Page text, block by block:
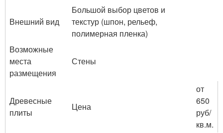
Внешний вид
Большой выбор цветов и
текстур (шпон, рельеф,
полимерная пленка)
Возможные
места
размещения
Стены
Древесные
плиты
Цена
от
650
руб/
кв.м.